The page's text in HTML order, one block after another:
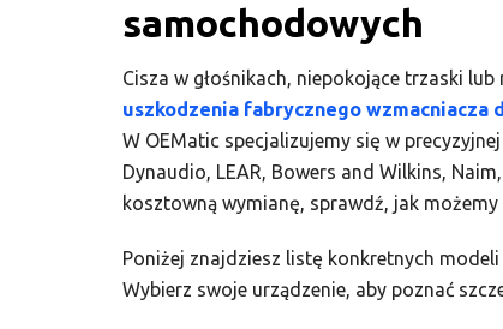
samochodowych
Cisza w głośnikach, niepokojące trzaski
uszkodzenia fabrycznego wzmacniacza
W OEMatic specjalizujemy się w
Dynaudio, LEAR, Bowers and Wilkins,
kosztowną wymianę, sprawdź, jak
Poniżej znajdziesz listę konkretnych
Wybierz swoje urządzenie, aby poznać